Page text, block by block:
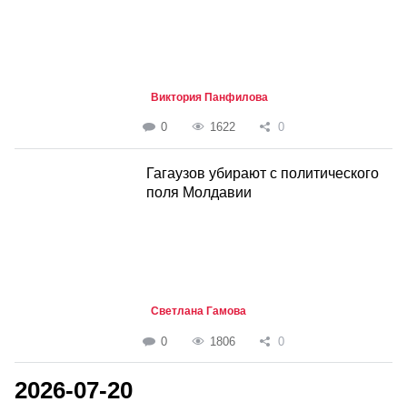
Виктория Панфилова
0 1622 0
Гагаузов убирают с политического
поля Молдавии
Светлана Гамова
0 1806 0
2026-07-20